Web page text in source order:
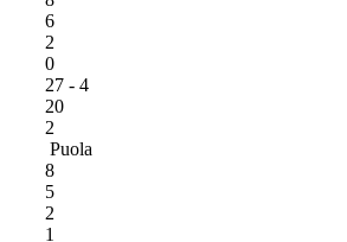
6
2
0
27 - 4
20
2
Puola
8
5
2
1